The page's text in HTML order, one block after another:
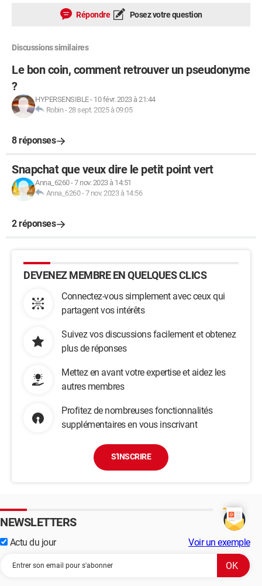
Répondre Posez votre question
Discussions similaires
Le bon coin, comment retrouver un pseudonyme
?
HYPERSENSIBLE- 10 févr. 2023 à 21:44
Robin-28 sept. 2025 à 09:05
8 réponses
Snapchat que veux dire le petit point vert
Anna_6260-7 nov. 2023 à 14:51
Anna_6260-7 nov. 2023 à 14:56
2 réponses
DEVENEZ MEMBRE EN QUELQUES CLICS
Connectez-vous simplement avec ceux qui
partagent vos intérêts
Suivez vos discussions facilement et obtenez
plus de réponses
Mettez en avant votre expertise et aidez les
autres membres
Profitez de nombreuses fonctionnalités
supplémentaires en vous inscrivant
S'INSCRIRE
NEWSLETTERS
Actu du jour Voir un exemple